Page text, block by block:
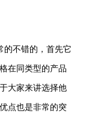
不错的，首先它
在同类型的产品
大家来讲选择他
点也是非常的突